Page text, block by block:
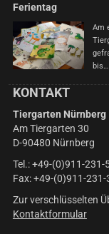
Ferientag
Am
bis…
KONTAKT
Tiergarten Nürnberg
Am Tiergarten 30
D-90480 Nürnberg
Tel.: +49-(0)911-231-
Fax: +49-(0)911-
Zur verschlüsselten
Kontaktformular